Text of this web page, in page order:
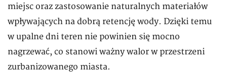
miejsc oraz zastosowanie naturalnych materiałów
wpływających na dobrą retencję wody. Dzięki temu
w upalne dni teren nie powinien się mocno
nagrzewać, co stanowi ważny walor w przestrzeni
zurbanizowanego miasta.